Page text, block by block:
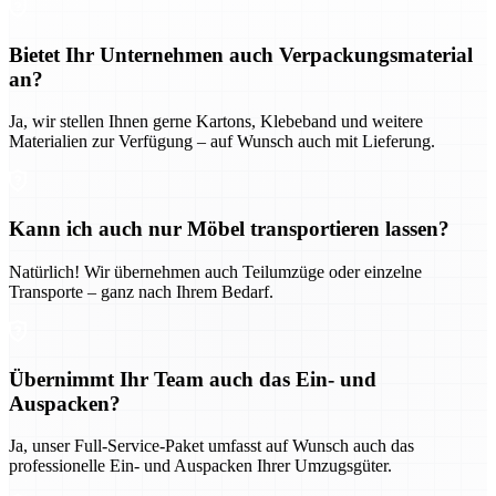
Bietet Ihr Unternehmen auch Verpackungsmaterial
an?
Ja, wir stellen Ihnen gerne Kartons, Klebeband und weitere
Materialien zur Verfügung – auf Wunsch auch mit Lieferung.
Kann ich auch nur Möbel transportieren lassen?
Natürlich! Wir übernehmen auch Teilumzüge oder einzelne
Transporte – ganz nach Ihrem Bedarf.
Übernimmt Ihr Team auch das Ein- und
Auspacken?
Ja, unser Full-Service-Paket umfasst auf Wunsch auch das
professionelle Ein- und Auspacken Ihrer Umzugsgüter.